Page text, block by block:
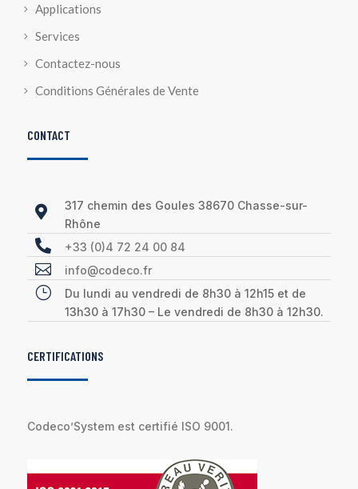
Applications
Services
Contactez-nous
Conditions Générales de Vente
CONTACT

317 chemin des Goules 38670 Chasse-sur-
Rhône
 +33 (0)4 72 24 00 84
 info@codeco.fr
}
Du lundi au vendredi de 8h30 à 12h15 et de
13h30 à 17h30 – Le vendredi de 8h30 à 12h30.
CERTIFICATIONS
Codeco’System est certifié ISO 9001.